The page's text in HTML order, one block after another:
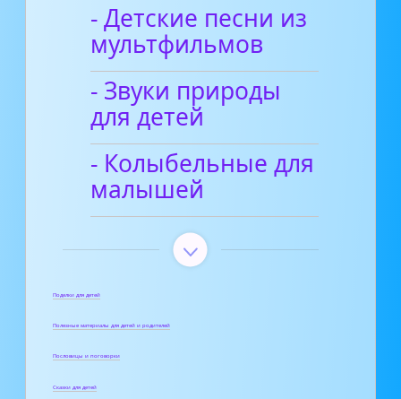
- Детские песни из
мультфильмов
- Звуки природы
для детей
- Колыбельные для
малышей
Поделки для детей
Полезные материалы для детей и родителей
Пословицы и поговорки
Сказки для детей